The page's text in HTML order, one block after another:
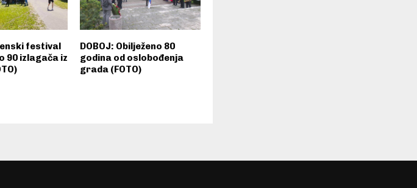
festival
90 izlagača iz
DOBOJ: Obilježeno 80
godina od oslobođenja
grada (FOTO)